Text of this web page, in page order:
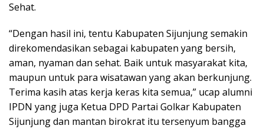
Sehat.
“Dengan hasil ini, tentu Kabupaten Sijunjung semakin
direkomendasikan sebagai kabupaten yang bersih,
aman, nyaman dan sehat. Baik untuk masyarakat kita,
maupun untuk para wisatawan yang akan berkunjung.
Terima kasih atas kerja keras kita semua,” ucap alumni
IPDN yang juga Ketua DPD Partai Golkar Kabupaten
Sijunjung dan mantan birokrat itu tersenyum bangga